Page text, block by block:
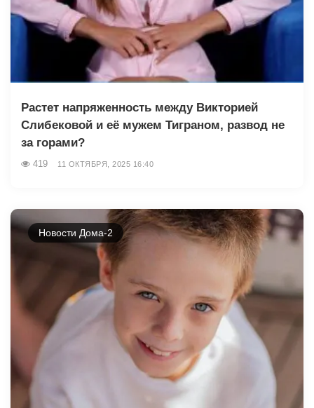
Растет напряженность между Викторией
Слибековой и её мужем Тиграном, развод не
за горами?
419 11 ОКТЯБРЯ, 2025 16:40
Новости Дома-2